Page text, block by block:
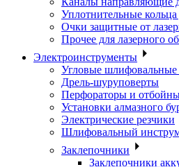
Уплотнительные кольца
Очки защитные от
Прочее для лазерного
Электроинструменты
Угловые
Дрель-шуруповерты
Перфораторы и
Установки алмазного
Электрические резчики
Шлифовальный
Заклепочники
Заклепочники